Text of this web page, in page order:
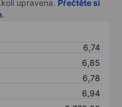
upravena. Přečtěte si
.
6,74
6,85
6,78
6,94